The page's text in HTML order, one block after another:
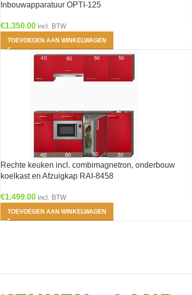
Inbouwapparatuur OPTI-125
€1,350.00 incl. BTW
TOEVOEGEN AAN WINKELWAGEN
Rechte keuken incl. combimagnetron, onderbouw
koelkast en Afzuigkap RAI-8458
€1,499.00 incl. BTW
TOEVOEGEN AAN WINKELWAGEN